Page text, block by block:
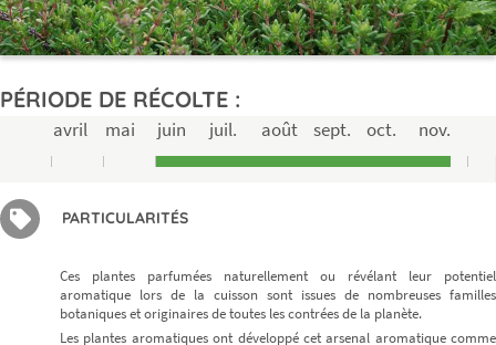
PÉRIODE DE RÉCOLTE :
avril mai juin juil. août sept. oct. nov.
PARTICULARITÉS
Ces plantes parfumées naturellement ou révélant leur potentiel
aromatique lors de la cuisson sont issues de nombreuses familles
botaniques et originaires de toutes les contrées de la planète.
Les plantes aromatiques ont développé cet arsenal aromatique comme